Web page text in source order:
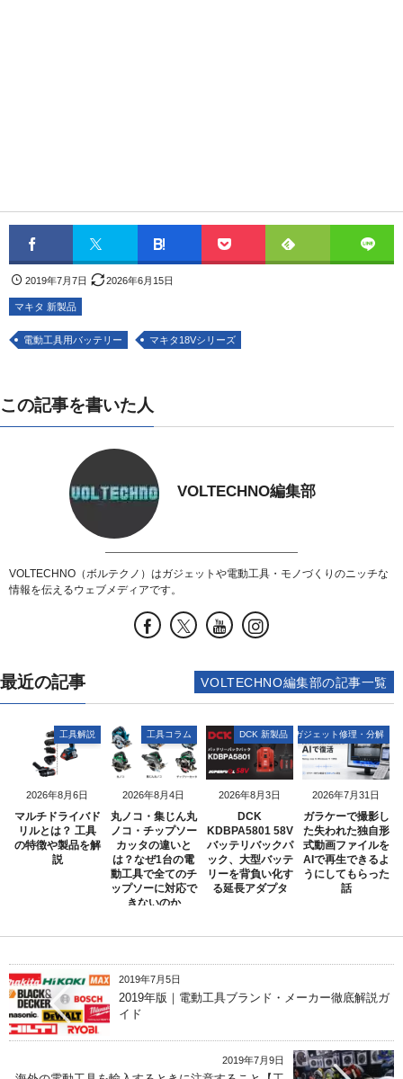
2019年7月7日 2026年6月15日
マキタ 新製品
電動工具用バッテリー マキタ18Vシリーズ
この記事を書いた人
VOLTECHNO編集部
VOLTECHNO（ボルテクノ）はガジェットや電動工具・モノづくりのニッチな
情報を伝えるウェブメディアです。
最近の記事
2026年8月6日
工具解説
マルチドライバド
リルとは？ 工具
の特徴や製品を解
説
2026年8月4日
工具コラム
丸ノコ・集じん丸
ノコ・チップソー
カッタの違いと
は？なぜ1台の電
動工具で全てのチ
ップソーに対応で
きないのか
2026年8月3日
DCK 新製品
DCK
KDBPA5801 58V
バッテリバックパ
ック、大型バッテ
リーを背負い化す
る延長アダプタ
2026年7月31日
ガジェット修理・分解
ガラケーで撮影し
た失われた独自形
式動画ファイルを
AIで再生できるよ
うにしてもらった
話
VOLTECHNO編集部の記事一覧
2019年7月5日
2019年版｜電動工具ブランド・メーカー徹底解説ガ
イド
2019年7月9日